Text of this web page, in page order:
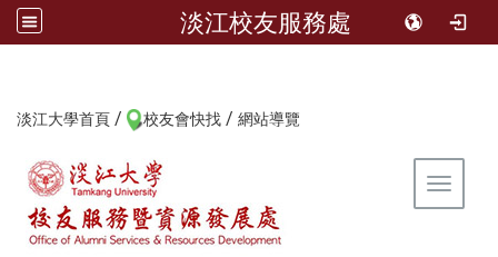
淡江校友服務處
淡江大學首頁 / 校友會快找 / 網站導覽
Toggle